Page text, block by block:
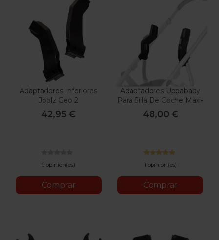
Adaptadores Inferiores
Joolz Geo 2
42,95 €
0 opinión(es)
Comprar
Adaptadores Uppababy
Para Silla De Coche Maxi-
Cosi
48,00 €
1 opinión(es)
Comprar